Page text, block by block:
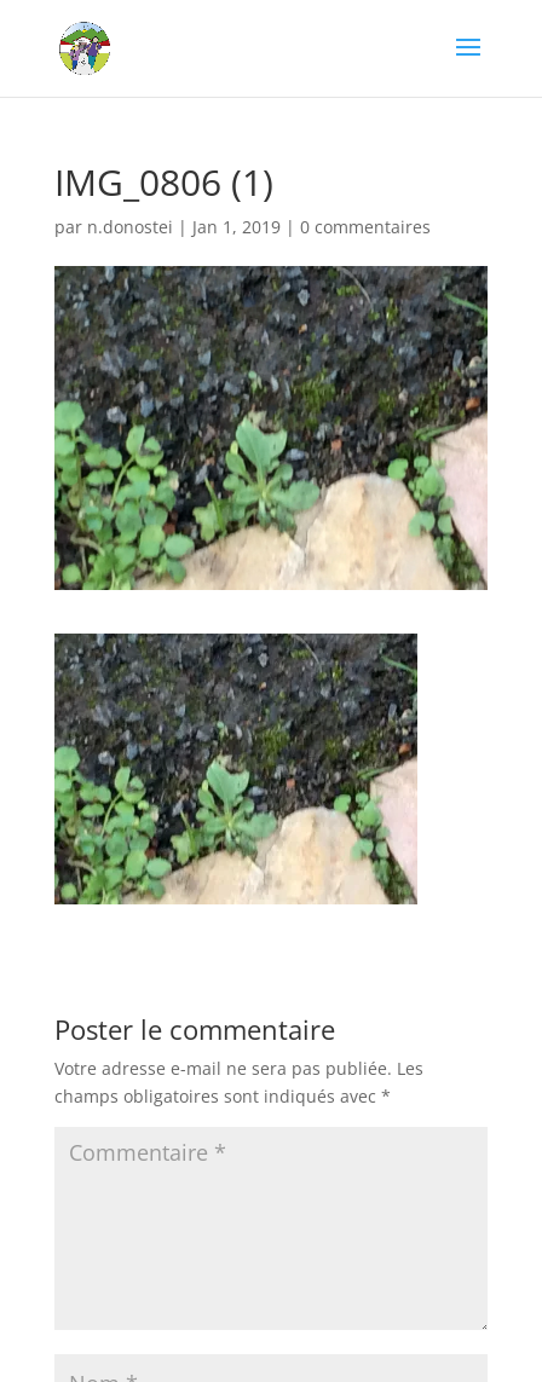
IMG_0806 (1)
par n.donostei | Jan 1, 2019| 0 commentaires
Poster le commentaire
Votre adresse e-mail ne sera pas publiée. Les
champs obligatoires sont indiqués avec *